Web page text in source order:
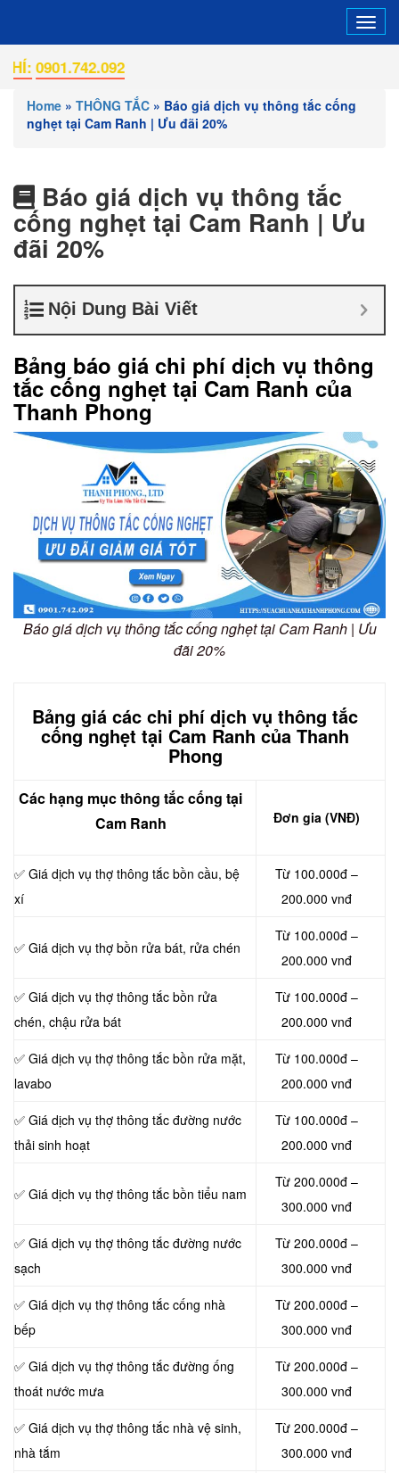
Home » THÔNG TẮC » Báo giá dịch vụ thông tắc cống
nghẹt tại Cam Ranh | Ưu đãi 20%
Báo giá dịch vụ thông tắc
cống nghẹt tại Cam Ranh | Ưu
đãi 20%
Nội Dung Bài Viết
Bảng báo giá chi phí dịch vụ thông
tắc cống nghẹt tại Cam Ranh của
Thanh Phong
Báo giá dịch vụ thông tắc cống nghẹt tại Cam Ranh | Ưu
đãi 20%
Bảng giá các chi phí dịch vụ thông tắc
cống nghẹt tại Cam Ranh của Thanh
Phong
Các hạng mục thông tắc cống tại
Cam Ranh
Đơn gia (VNĐ)
✅ Giá dịch vụ thợ thông tắc bồn cầu, bệ
xí
Từ 100.000đ –
200.000 vnđ
✅ Giá dịch vụ thợ bồn rửa bát, rửa chén
Từ 100.000đ –
200.000 vnđ
✅ Giá dịch vụ thợ thông tắc bồn rửa
chén, chậu rửa bát
Từ 100.000đ –
200.000 vnđ
✅ Giá dịch vụ thợ thông tắc bồn rửa mặt,
lavabo
Từ 100.000đ –
200.000 vnđ
‎✅ Giá dịch vụ thợ thông tắc đường nước
thải sinh hoạt
Từ 100.000đ –
200.000 vnđ
✅ Giá dịch vụ thợ thông tắc bồn tiểu nam
Từ 200.000đ –
300.000 vnđ
✅ Giá dịch vụ thợ thông tắc đường nước
sạch
Từ 200.000đ –
300.000 vnđ
✅ Giá dịch vụ thợ thông tắc cống nhà
bếp
Từ 200.000đ –
300.000 vnđ
✅ Giá dịch vụ thợ thông tắc đường ống
thoát nước mưa
Từ 200.000đ –
300.000 vnđ
✅ Giá dịch vụ thợ thông tắc nhà vệ sinh,
nhà tắm
Từ 200.000đ –
300.000 vnđ